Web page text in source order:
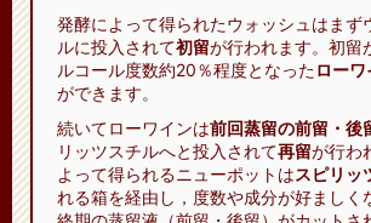
発酵によって得られたウォッシュはまず
ルに投入されて初留が行われます。初留
ルコール度数約20％程度となったローワ
ができます。
続いてローワインは前回蒸留の前留・後
リッツスチルへと投入されて再留が行わ
よって得られるニューポットはスピリッ
れる箱を経由し，度数や成分が好ましく